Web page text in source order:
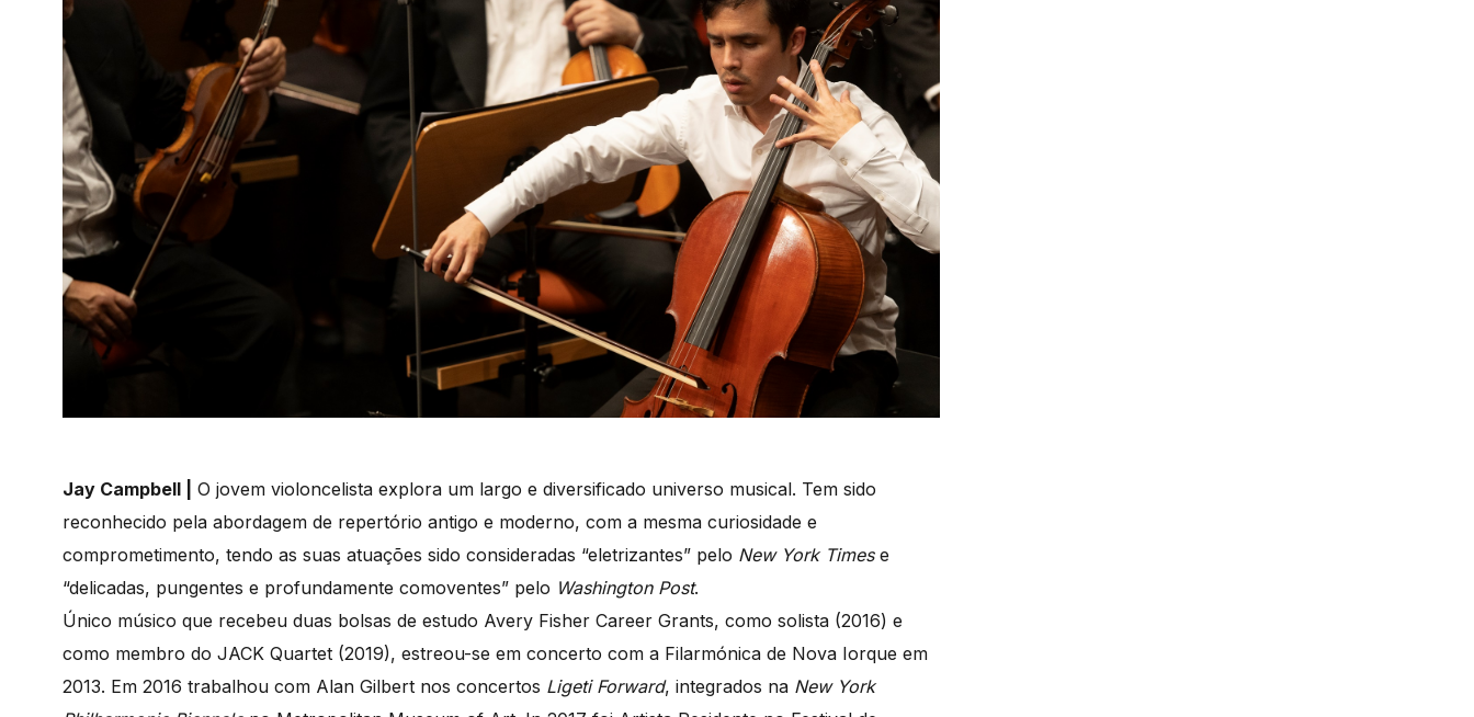
Jay Campbell |
O jovem violoncelista explora um largo e diversificado universo musical. Tem sido
reconhecido pela abordagem de repertório antigo e moderno, com a mesma curiosidade e
comprometimento, tendo as suas atuações sido consideradas “eletrizantes” pelo New York Timese
“delicadas, pungentes e profundamente comoventes” pelo Washington Post.
Único músico que recebeu duas bolsas de estudo Avery Fisher Career Grants, como solista (2016) e
como membro do JACK Quartet (2019), estreou-se em concerto com a Filarmónica de Nova Iorque em
2013. Em 2016 trabalhou com Alan Gilbert nos concertos Ligeti Forward, integrados na New York